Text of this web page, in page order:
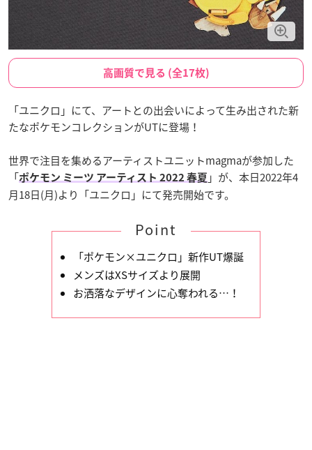
高画質で見る (全17枚)
「ユニクロ」にて、アートとの出会いによって生み出された新
たなポケモンコレクションがUTに登場！
世界で注目を集めるアーティストユニットmagmaが参加した
「ポケモン ミーツ アーティスト 2022 春夏 」が、本日2022年4
月18日(月)より「ユニクロ」にて発売開始です。
Point
「ポケモン×ユニクロ」新作UT爆誕
メンズはXSサイズより展開
お洒落なデザインに心奪われる…！